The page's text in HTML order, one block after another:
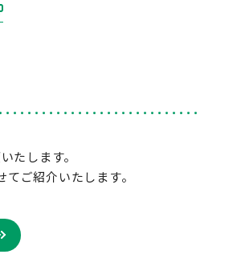
たします。
ご紹介いたします。